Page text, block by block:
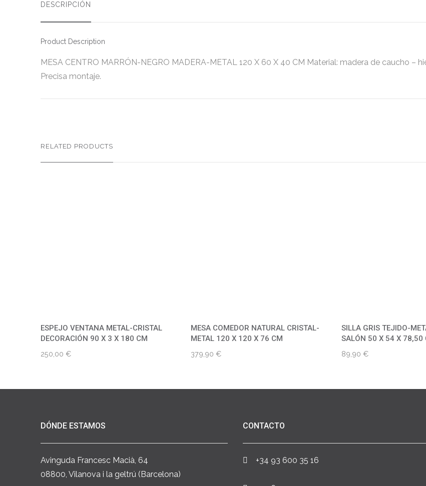
DESCRIPCIÓN
Product Description
MESA CENTRO MARRÓN-NEGRO MADERA-METAL 120 X 60 X 40 CM Material: madera de caucho –
Precisa montaje.
RELATED PRODUCTS
ESPEJO VENTANA METAL-CRISTAL
DECORACIÓN 90 X 3 X 180 CM
250,00 €
MESA COMEDOR NATURAL CRISTAL-
METAL 120 X 120 X 76 CM
379,90€
SILLA GRIS TEJIDO-
SALÓN 50 X 54 X 78,50
89,90 €
DÓNDE ESTAMOS
Avinguda Francesc Macià, 64
08800, Vilanova i la geltrú (Barcelona)
CONTACTO
+34 93 600 35 16